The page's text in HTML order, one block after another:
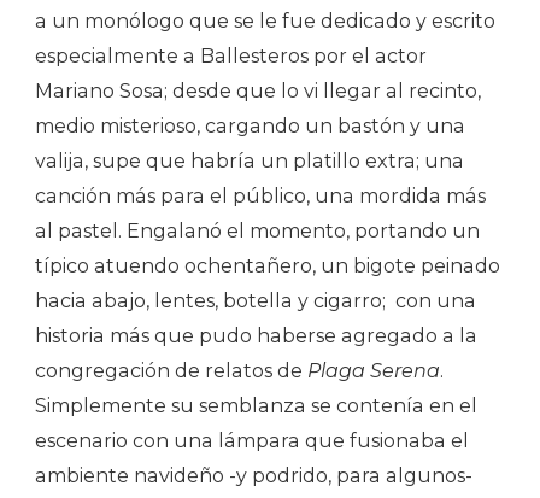
a un monólogo que se le fue dedicado y escrito
especialmente a Ballesteros por el actor
Mariano Sosa; desde que lo vi llegar al recinto,
medio misterioso, cargando un bastón y una
valija, supe que habría un platillo extra; una
canción más para el público, una mordida más
al pastel. Engalanó el momento, portando un
típico atuendo ochentañero, un bigote peinado
hacia abajo, lentes, botella y cigarro; con una
historia más que pudo haberse agregado a la
congregación de relatos de Plaga Serena.
Simplemente su semblanza se contenía en el
escenario con una lámpara que fusionaba el
ambiente navideño -y podrido, para algunos-